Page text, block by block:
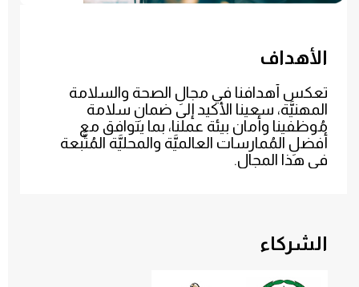
الأهداف
تعكس أهدافنا في مجالِ الصحة والسلامة
المهنيَّة، سعينا الأكيد إلى ضمانِ سلامة
مُوظفينا وأمان بيئة عملنا، بما يتوافق مع
أفضلِ المُمارسات العالميَّة والمحليَّة المُتَّبعة
في هذا المجال.
الشركاء